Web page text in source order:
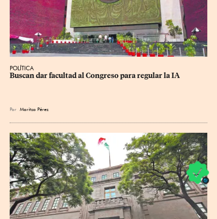
POLÍTICA
Buscan dar facultad al Congreso para regular la IA
Por Maritza Pérez